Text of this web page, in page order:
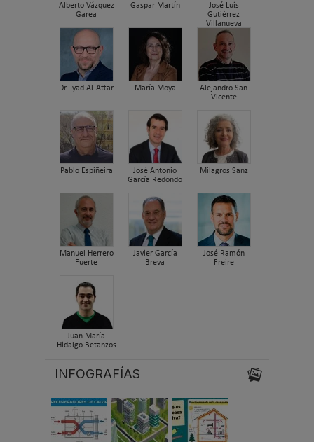
Alberto Vázquez
Garea
Gaspar Martín
José Luis
Gutiérrez
Villanueva
Dr. Iyad Al-Attar María Moya
Alejandro San
Vicente
Pablo Espiñeira
José Antonio
García Redondo
Milagros Sanz
Manuel Herrero
Fuerte
Javier García
Breva
José Ramón
Freire
Juan María
Hidalgo Betanzos
INFOGRAFÍAS